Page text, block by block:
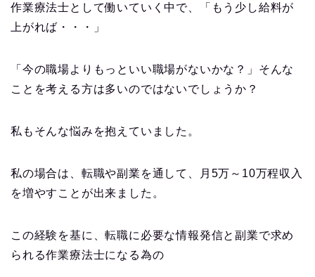
作業療法士として働いていく中で、「もう少し給料が
上がれば・・・」
「今の職場よりもっといい職場がないかな？」そんな
ことを考える方は多いのではないでしょうか？
私もそんな悩みを抱えていました。
私の場合は、転職や副業を通して、月5万～10万程収入
を増やすことが出来ました。
この経験を基に、転職に必要な情報発信と副業で求め
られる作業療法士になる為の